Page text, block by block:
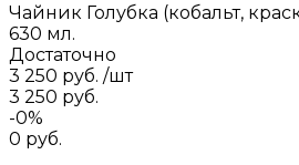
Чайник Голубка (кобальт,
630 мл.
Достаточно
3 250 руб. /шт
3 250 руб.
-0%
0 руб.